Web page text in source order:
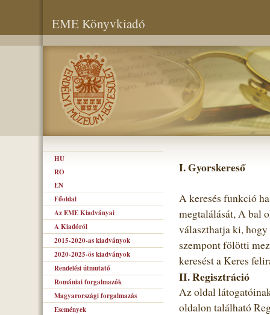
EME Könyvkiadó
HU
RO
EN
Főoldal
Az EME Kiadványai
A Kiadóról
2015-2020-as kiadványok
2020-2025-ös kiadványok
Rendelési útmutató
Romániai forgalmazók
Magyarországi forgalmazás
Események
I. Gyorskereső
A keresés funkció
megtalálását, A bal
választhatja ki,
szempont fölötti
keresést a Keres
II. Regisztráció
Az oldal
oldalon található